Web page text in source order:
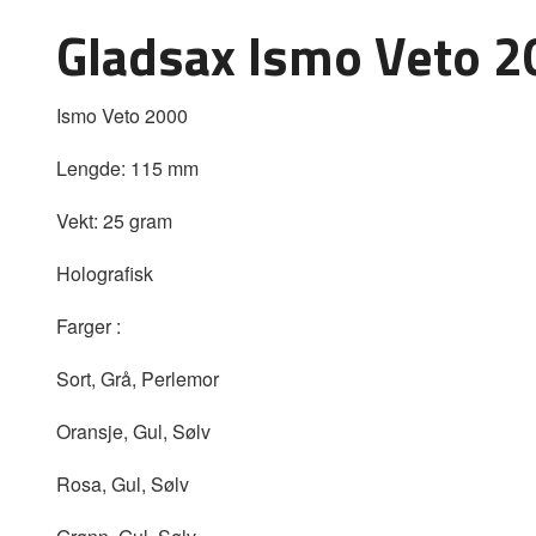
Gladsax Ismo Veto
Ismo Veto 2000
Lengde: 115 mm
Vekt: 25 gram
Holografisk
Farger :
Sort, Grå, Perlemor
Oransje, Gul, Sølv
Rosa, Gul, Sølv